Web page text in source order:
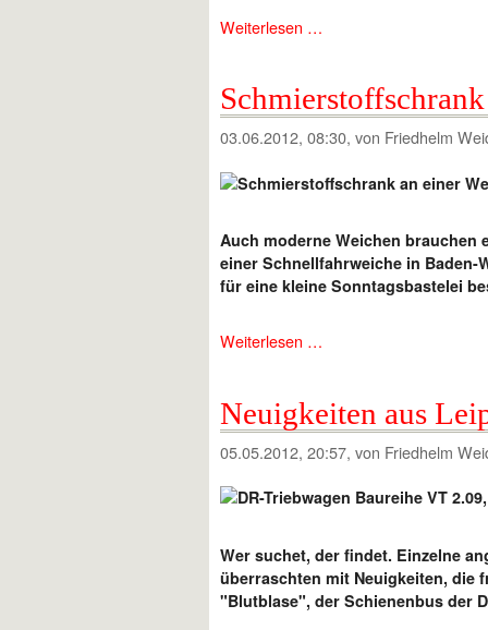
Weiterlesen …
Schmierstoffschrank
03.06.2012, 08:30, von Friedhelm
Auch moderne Weichen brauchen
einer Schnellfahrweiche in
für eine kleine Sonntagsbastelei
Weiterlesen …
Neuigkeiten aus
05.05.2012, 20:57, von Friedhelm
Wer suchet, der findet. Einzelne
überraschten mit Neuigkeiten, die
"Blutblase", der Schienenbus der